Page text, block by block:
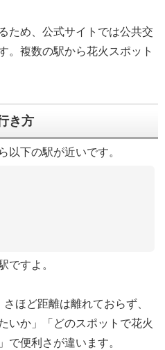
ため、公式サイトでは公共交
。複数の駅から花火スポット
き方
以下の駅が近いです。
ですよ。
ほど距離は離れておらず、
いか」「どのスポットで花火
で便利さが違います。